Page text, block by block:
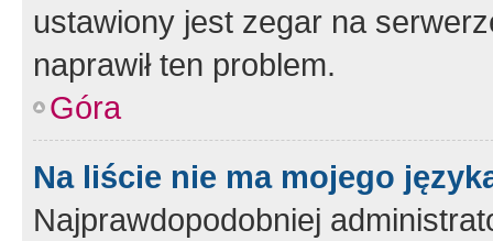
ustawiony jest zegar na
naprawił ten problem.
Góra
Na liście nie ma mojego
Najprawdopodobniej